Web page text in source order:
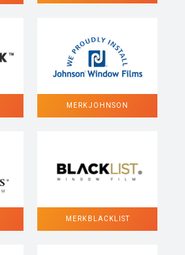
MERK JOHNSON
MERK BLACKLIST